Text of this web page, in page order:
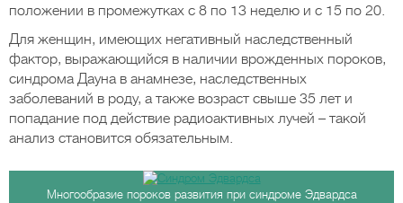
положении в промежутках с 8 по 13 неделю и с 15 по 20.
Для женщин, имеющих негативный наследственный
фактор, выражающийся в наличии врожденных пороков,
синдрома Дауна в анамнезе, наследственных
заболеваний в роду, а также возраст свыше 35 лет и
попадание под действие радиоактивных лучей – такой
анализ становится обязательным.
Многообразие пороков развития при синдроме Эдвардса